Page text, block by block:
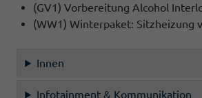
(GV1) Vorbereitung Alcohol
(WW1) Winterpaket: Sitzheizung
Innen
Infotainment & Kommunikation